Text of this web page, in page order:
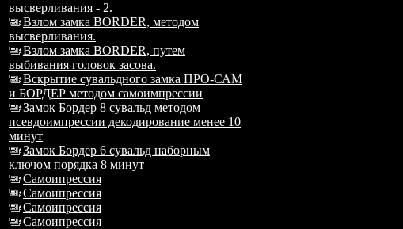
высверливания - 2.
Взлом замка BORDER, методом
высверливания.
Взлом замка BORDER, путем
выбивания головок засова.
Вскрытие сувальдного замка ПРО-САМ
и БОРДЕР методом самоимпрессии
Замок Бордер 8 сувальд методом
псевдоимпрессии декодирование менее 10
минут
Замок Бордер 6 сувальд наборным
ключом порядка 8 минут
Самоипрессия
Самоипрессия
Самоипрессия
Самоипрессия